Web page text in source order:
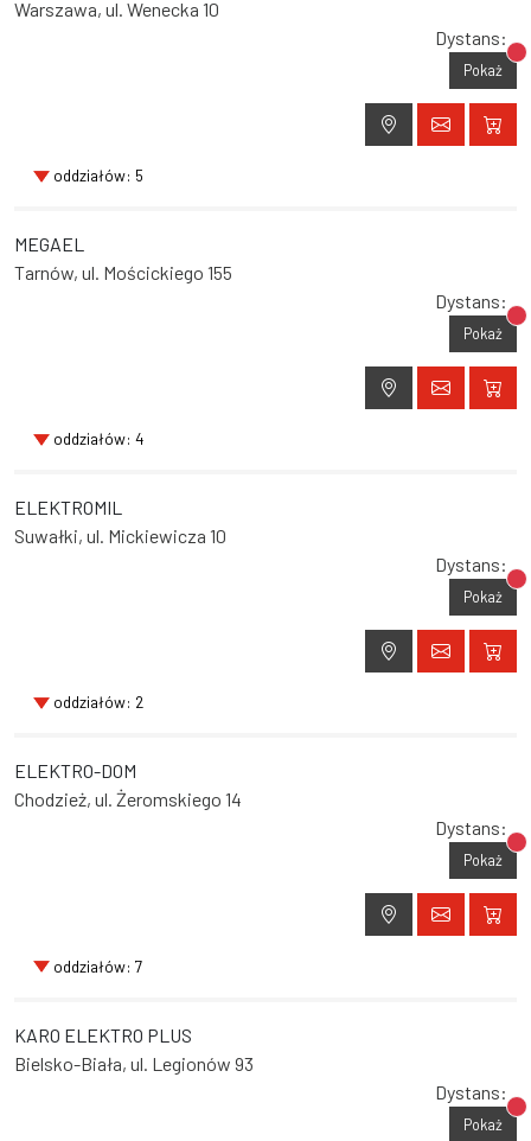
Warszawa, ul. Wenecka 10
Dystans:
Pokaż
oddziałów: 5
MEGAEL
Tarnów, ul. Mościckiego 155
Dystans:
Pokaż
oddziałów: 4
ELEKTROMIL
Suwałki, ul. Mickiewicza 10
Dystans:
Pokaż
oddziałów: 2
ELEKTRO-DOM
Chodzież, ul. Żeromskiego 14
Dystans:
Pokaż
oddziałów: 7
KARO ELEKTRO PLUS
Bielsko-Biała, ul. Legionów 93
Dystans:
Pokaż